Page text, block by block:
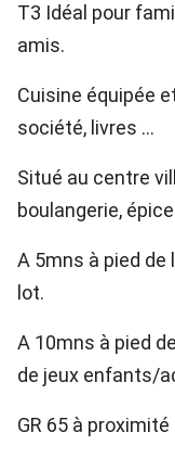
T3 Idéal pour
amis.
Cuisine équipée
société, livres ...
Situé au centre
boulangerie,
A 5mns à pied de
lot.
A 10mns à pied
de jeux enfants/
GR 65 à proximité